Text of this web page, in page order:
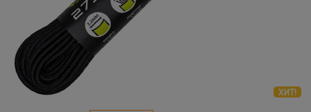
ХИТ!